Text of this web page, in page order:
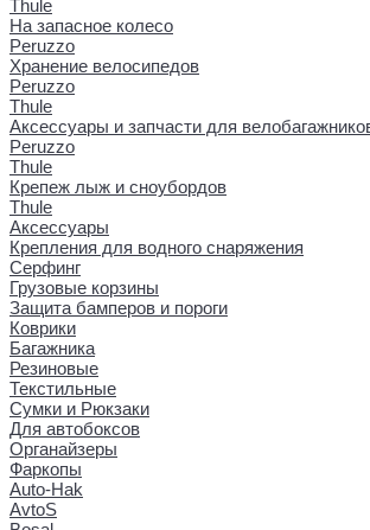
Thule
На запасное колесо
Peruzzo
Хранение велосипедов
Peruzzo
Thule
Аксессуары и запчасти для
Peruzzo
Thule
Крепеж лыж и сноубордов
Thule
Аксессуары
Крепления для водного снаряжения
Серфинг
Грузовые корзины
Защита бамперов и пороги
Коврики
Багажника
Резиновые
Текстильные
Сумки и Рюкзаки
Для автобоксов
Органайзеры
Фаркопы
Auto-Hak
AvtoS